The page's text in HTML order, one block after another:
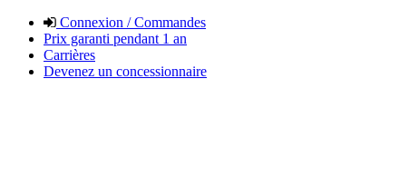
Connexion / Commandes
Prix garanti pendant 1 an
Carrières
Devenez un concessionnaire